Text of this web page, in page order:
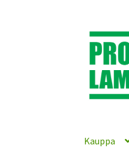
Siirry
Siirry
sisältöön
Kauppa